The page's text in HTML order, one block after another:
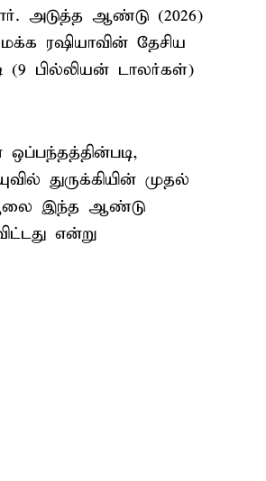
அடுத்த ஆண்டு (2026)
ரஷியாவின் தேசிய
(9 பில்லியன் டாலர்கள்)
துருக்கியின் முதல்
ஆலை இந்த ஆண்டு
என்று